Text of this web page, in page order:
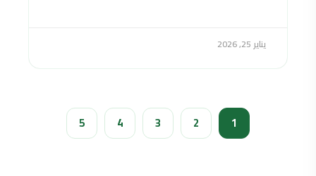
يناير 25, 2026
1
2
3
4
5